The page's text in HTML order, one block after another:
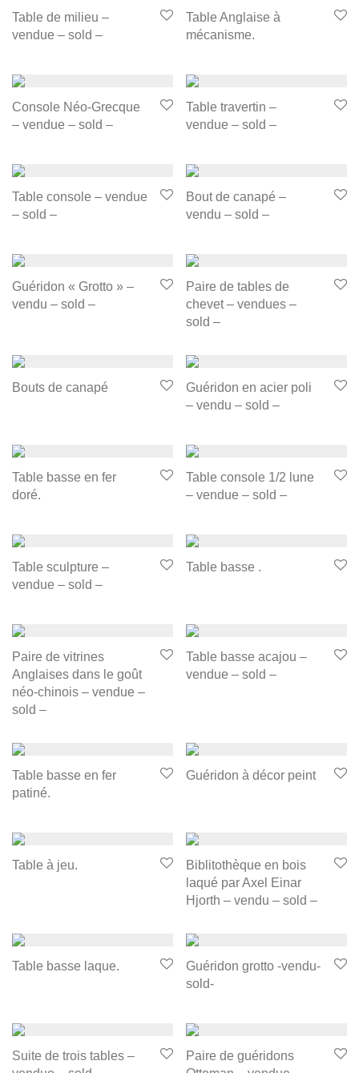
Table de milieu –
vendue – sold –
Table Anglaise à
mécanisme.
Console Néo-Grecque
– vendue – sold –
Table travertin –
vendue – sold –
Table console – vendue
– sold –
Bout de canapé –
vendu – sold –
Guéridon « Grotto » –
vendu – sold –
Paire de tables de
chevet – vendues –
sold –
Bouts de canapé
Guéridon en acier poli
– vendu – sold –
Table basse en fer
doré.
Table console 1/2 lune
– vendue – sold –
Table sculpture –
vendue – sold –
Table basse .
Paire de vitrines
Anglaises dans le goût
néo-chinois – vendue –
sold –
Table basse acajou –
vendue – sold –
Table basse en fer
patiné.
Guéridon à décor peint
Table à jeu.
Biblitothèque en bois
laqué par Axel Einar
Hjorth – vendu – sold –
Table basse laque.
Guéridon grotto -vendu-
sold-
Suite de trois tables –
Paire de guéridons